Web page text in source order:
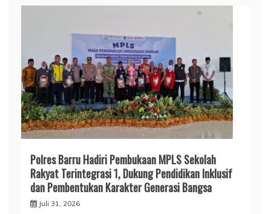
Polres Barru Hadiri Pembukaan MPLS Sekolah
Rakyat Terintegrasi 1, Dukung Pendidikan Inklusif
dan Pembentukan Karakter Generasi Bangsa
Juli 31, 2026